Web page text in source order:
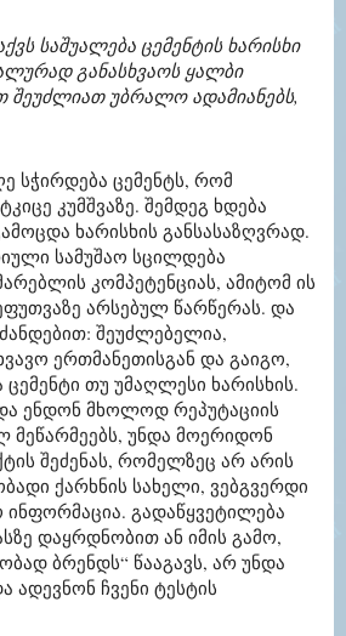
საშუალება ცემენტის ხარისხი
განასხვაოს ყალბი
შეუძლიათ უბრალო ადამიანებს,
სჭირდება ცემენტს, რომ
კუმშვაზე. შემდეგ ხდება
ხარისხის განსასაზღვრად.
სამუშაო სცილდება
კომპეტენციას, ამიტომ ის
არსებულ წარწერას. და
შეუძლებელია,
ერთმანეთისგან და გაიგო,
თუ უმაღლესი ხარისხის.
ენდონ მხოლოდ რეპუტაციის
მეწარმეებს, უნდა მოერიდონ
შეძენას, რომელზეც არ არის
ქარხნის სახელი, ვებგვერდი
ინფორმაცია. გადაწყვეტილება
დაყრდნობით ან იმის გამო,
ბრენდს“ წააგავს, არ უნდა
ადევნონ ჩვენი ტესტის